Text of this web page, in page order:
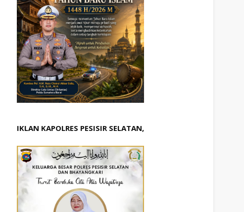
IKLAN KAPOLRES PESISIR SELATAN,